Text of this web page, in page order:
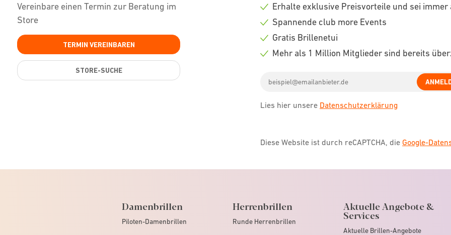
Vereinbare einen Termin zur Beratung im
Store
TERMIN VEREINBAREN
STORE-SUCHE
Check
Erhalte exklusive Preisvorteile und sei
Check
Spannende club more Events
Check
Gratis Brillenetui
Mehr als 1 Million Mitglieder sind bereits
address
Lies hier unsere Datenschutzerklärung
Diese Website ist durch reCAPTCHA, die Google-
Damenbrillen
Piloten-Damenbrillen
Herrenbrillen
Runde Herrenbrillen
Aktuelle Angebote &
Services
Aktuelle Brillen-Angebote